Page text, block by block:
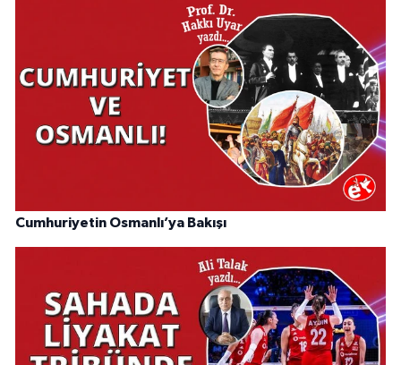
Cumhuriyetin Osmanlı’ya Bakışı